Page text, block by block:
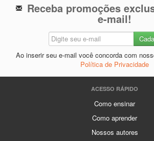
Receba promoções
e-mail!
Ao inserir seu e-mail você concorda com
Política de Privacidade
ACESSO RÁPIDO
Como ensinar
Como aprender
Nossos autores